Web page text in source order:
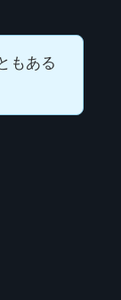
もある